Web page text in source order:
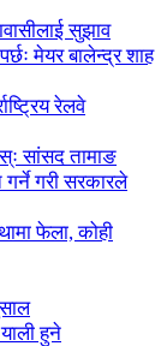
सुझाव
मेयर बालेन्द्र शाह
रेलवे
सांसद तामाङ
गरी सरकारले
फेला, कोही
हुने